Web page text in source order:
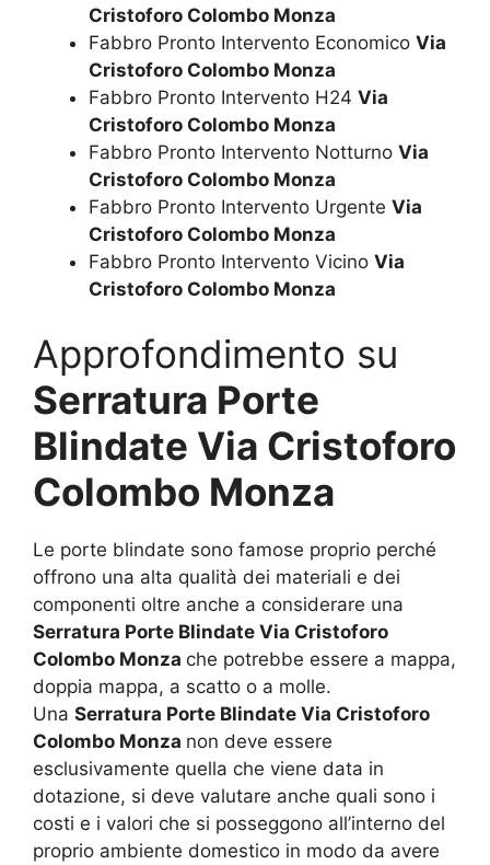
Cristoforo Colombo Monza
Fabbro Pronto Intervento Economico Via
Cristoforo Colombo Monza
Fabbro Pronto Intervento H24 Via
Cristoforo Colombo Monza
Fabbro Pronto Intervento Notturno Via
Cristoforo Colombo Monza
Fabbro Pronto Intervento Urgente Via
Cristoforo Colombo Monza
Fabbro Pronto Intervento Vicino Via
Cristoforo Colombo Monza
Approfondimento su
Serratura Porte
Blindate Via Cristoforo
Colombo Monza
Le porte blindate sono famose proprio perché
offrono una alta qualità dei materiali e dei
componenti oltre anche a considerare una
Serratura Porte Blindate Via Cristoforo
Colombo Monza che potrebbe essere a mappa,
doppia mappa, a scatto o a molle.
Una Serratura Porte Blindate Via Cristoforo
Colombo Monza non deve essere
esclusivamente quella che viene data in
dotazione, si deve valutare anche quali sono i
costi e i valori che si posseggono all’interno del
proprio ambiente domestico in modo da avere